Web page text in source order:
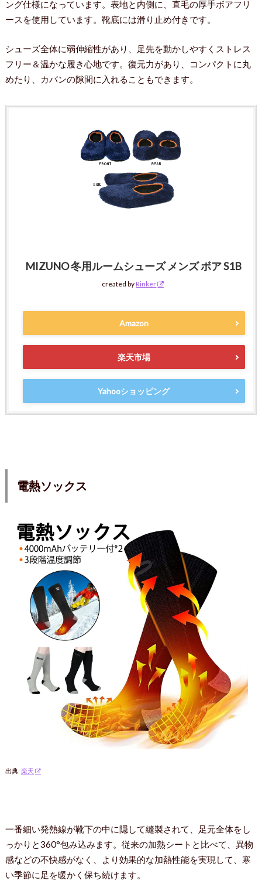
ング仕様になっています。表地と内側に、直毛の厚手ボアフリ
ースを使用しています。靴底には滑り止め付きです。
シューズ全体に弱伸縮性があり、足先を動かしやすくストレス
フリー＆温かな履き心地です。復元力があり、コンパクトに丸
めたり、カバンの隙間に入れることもできます。
MIZUNO 冬用ルームシューズ メンズ ボア S1B
created by Rinker
Amazon
楽天市場
Yahooショッピング
電熱ソックス
出典: 楽天
一番細い発熱線が靴下の中に隠して縫製されて、足元全体をし
っかりと360°包み込みます。従来の加熱シートと比べて、異物
感などの不快感がなく、より効果的な加熱性能を実現して、寒
い季節に足を暖かく保ち続けます。